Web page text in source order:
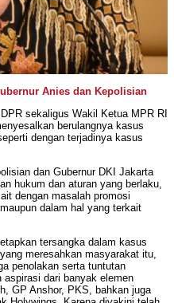
Anies dan Kepolisian
sekaligus Wakil Ketua MPR RI
berulangnya kasus
dengan terjadinya kasus
dan Gubernur DKI Jakarta
hukum dan aturan yang berlaku,
dengan masalah promosi
dalam hal yang terkait
tersangka dalam kasus
meresahkan masyarakat itu,
penolakan serta tuntutan
aspirasi dari banyak elemen
GP Anshor, PKS, bahkan juga